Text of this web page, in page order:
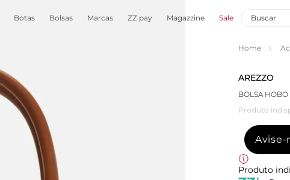
Botas Bolsas Marcas ZZ pay Magazzine Sale
Home
AREZZO
BOLSA
Produto
Avise-
Produto